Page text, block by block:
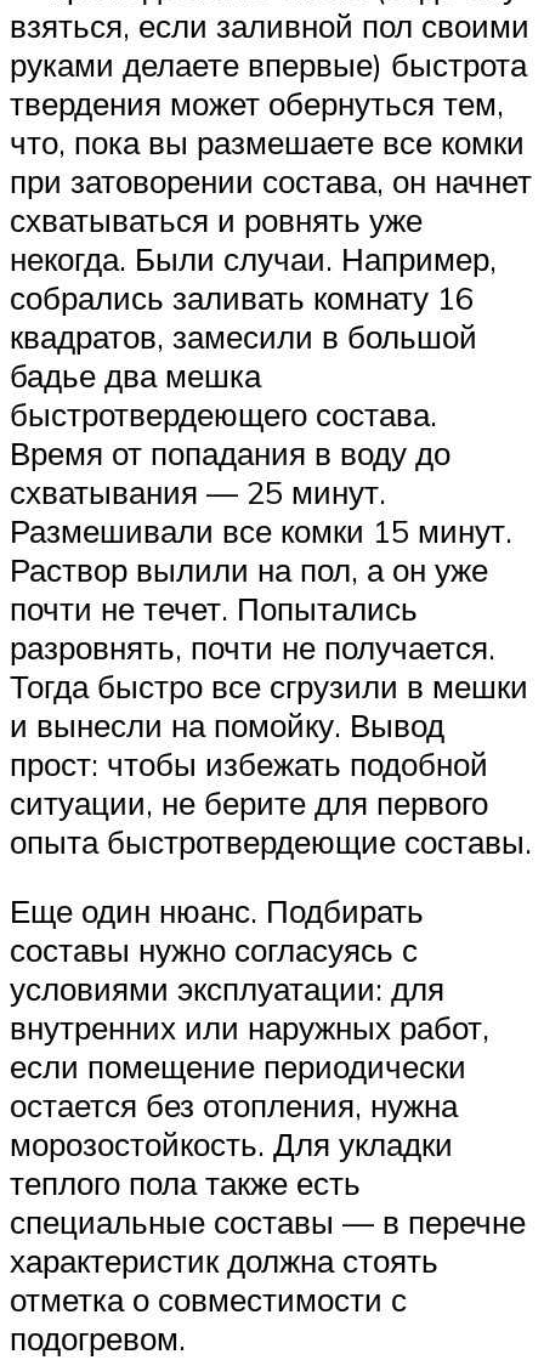
взяться, если заливной пол своими
руками делаете впервые) быстрота
твердения может обернуться тем,
что, пока вы размешаете все комки
при затоворении состава, он начнет
схватываться и ровнять уже
некогда. Были случаи. Например,
собрались заливать комнату 16
квадратов, замесили в большой
бадье два мешка
быстротвердеющего состава.
Время от попадания в воду до
схватывания — 25 минут.
Размешивали все комки 15 минут.
Раствор вылили на пол, а он уже
почти не течет. Попытались
разровнять, почти не получается.
Тогда быстро все сгрузили в мешки
и вынесли на помойку. Вывод
прост: чтобы избежать подобной
ситуации, не берите для первого
опыта быстротвердеющие составы.
Еще один нюанс. Подбирать
составы нужно согласуясь с
условиями эксплуатации: для
внутренних или наружных работ,
если помещение периодически
остается без отопления, нужна
морозостойкость. Для укладки
теплого пола также есть
специальные составы — в перечне
характеристик должна стоять
отметка о совместимости с
подогревом.